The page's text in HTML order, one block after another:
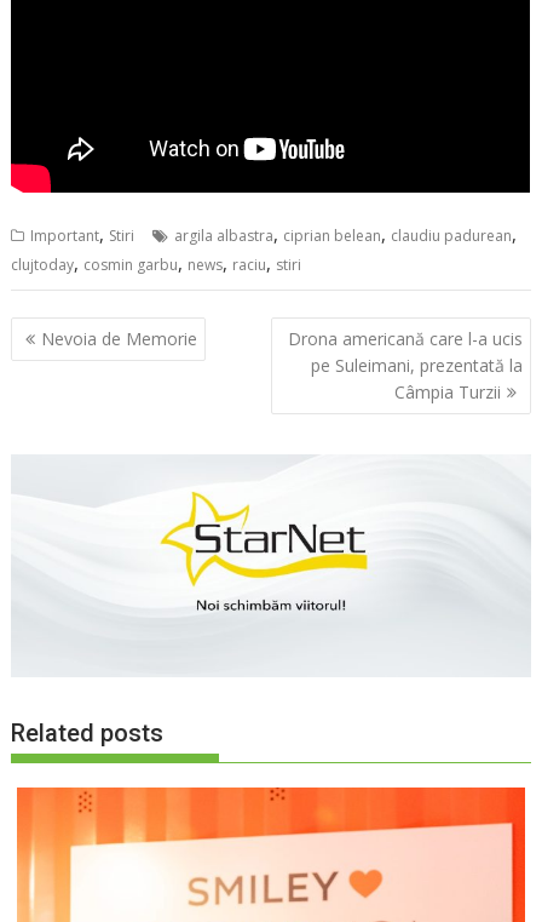
Important, Stiri argila albastra, ciprian belean, claudiu padurean,
clujtoday, cosmin garbu, news, raciu, stiri
Navigare
în
Nevoia de Memorie
Drona americană care l-a ucis
pe Suleimani, prezentată la
Câmpia Turzii
Related posts